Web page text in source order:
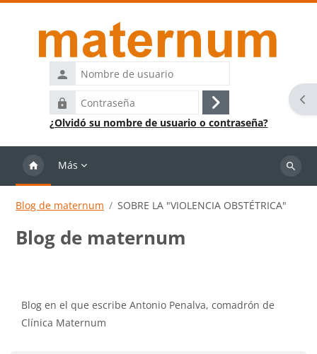
Nombre
de
usuario
Contraseña
Acceder
¿Olvidó su nombre de usuario o contraseña?
Más
Buscar
Blog de maternum SOBRE LA "VIOLENCIA OBSTÉTRICA"
Blog de maternum
Blog en el que escribe Antonio Penalva, comadrón de
Clínica Maternum